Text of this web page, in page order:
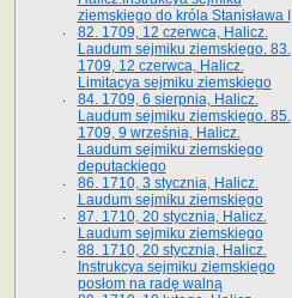
ziemskiego do króla Stanisława I
82. 1709, 12 czerwca, Halicz.
Laudum sejmiku ziemskiego. 83.
1709, 12 czerwca, Halicz.
Limitacya sejmiku ziemskiego
84. 1709, 6 sierpnia, Halicz.
Laudum sejmiku ziemskiego. 85.
1709, 9 września, Halicz.
Laudum sejmiku ziemskiego
deputackiego
86. 1710, 3 stycznia, Halicz.
Laudum sejmiku ziemskiego
87. 1710, 20 stycznia, Halicz.
Laudum sejmiku ziemskiego
88. 1710, 20 stycznia, Halicz.
Instrukcya sejmiku ziemskiego
posłom na radę walną